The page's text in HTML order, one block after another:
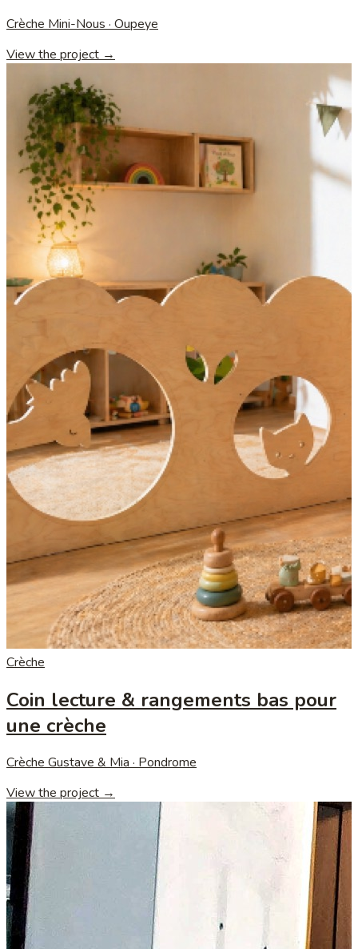
Crèche Mini-Nous · Oupeye
View the project →
Crèche
Coin lecture & rangements bas pour
une crèche
Crèche Gustave & Mia · Pondrome
View the project →